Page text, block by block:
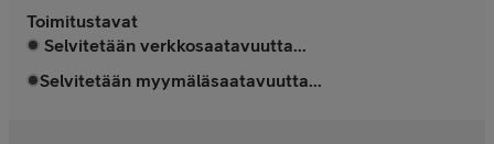
Toimitustavat
Selvitetään verkkosaatavuutta...
Selvitetään myymäläsaatavuutta...